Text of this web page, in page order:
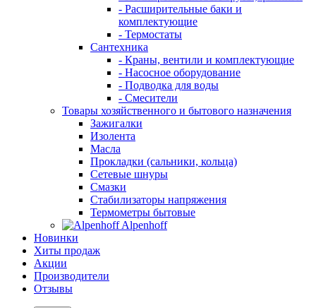
- Расширительные баки и
комплектующие
- Термостаты
Сантехника
- Краны, вентили и комплектующие
- Насосное оборудование
- Подводка для воды
- Смесители
Товары хозяйственного и бытового назначения
Зажигалки
Изолента
Масла
Прокладки (сальники, кольца)
Сетевые шнуры
Смазки
Стабилизаторы напряжения
Термометры бытовые
Alpenhoff
Новинки
Хиты продаж
Акции
Производители
Отзывы